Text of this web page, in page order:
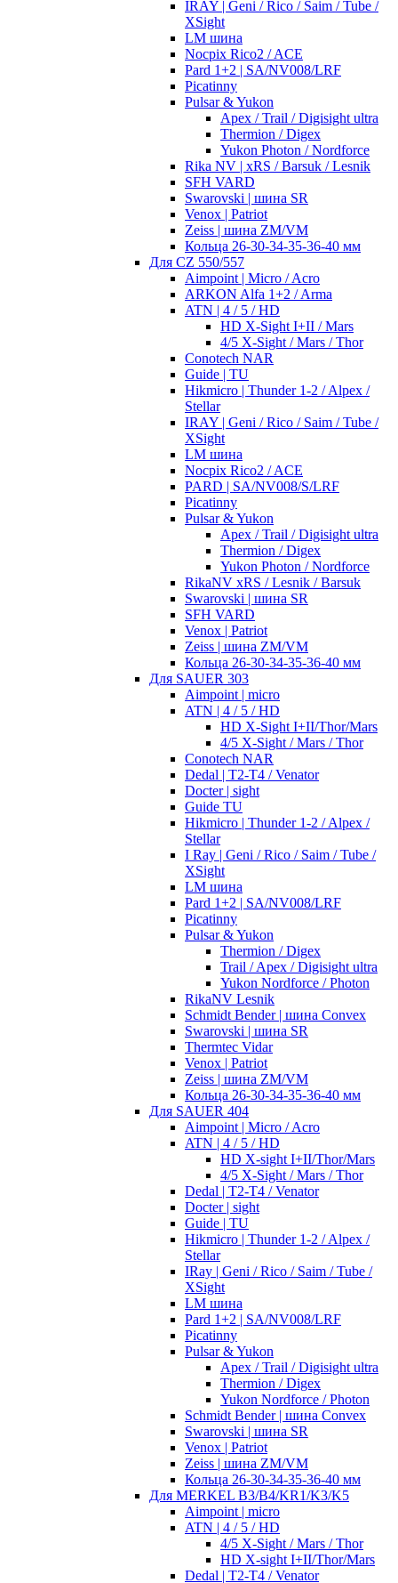
IRAY | Geni / Rico / Saim / Tube /
XSight
LM шина
Nocpix Rico2 / ACE
Pard 1+2 | SA/NV008/LRF
Picatinny
Pulsar & Yukon
Apex / Trail / Digisight ultra
Thermion / Digex
Yukon Photon / Nordforce
Rika NV | xRS / Barsuk / Lesnik
SFH VARD
Swarovski | шина SR
Venox | Patriot
Zeiss | шина ZM/VM
Кольца 26-30-34-35-36-40 мм
Для CZ 550/557
Aimpoint | Micro / Acro
ARKON Alfa 1+2 / Arma
ATN | 4 / 5 / HD
HD X-Sight I+II / Mars
4/5 X-Sight / Mars / Thor
Conotech NAR
Guide | TU
Hikmicro | Thunder 1-2 / Alpex /
Stellar
IRAY | Geni / Rico / Saim / Tube /
XSight
LM шина
Nocpix Rico2 / ACE
PARD | SA/NV008/S/LRF
Picatinny
Pulsar & Yukon
Apex / Trail / Digisight ultra
Thermion / Digex
Yukon Photon / Nordforce
RikaNV xRS / Lesnik / Barsuk
Swarovski | шина SR
SFH VARD
Venox | Patriot
Zeiss | шина ZM/VM
Кольца 26-30-34-35-36-40 мм
Для SAUER 303
Aimpoint | micro
ATN | 4 / 5 / HD
HD X-Sight I+II/Thor/Mars
4/5 X-Sight / Mars / Thor
Conotech NAR
Dedal | T2-T4 / Venator
Docter | sight
Guide TU
Hikmicro | Thunder 1-2 / Alpex /
Stellar
I Ray | Geni / Rico / Saim / Tube /
XSight
LM шина
Pard 1+2 | SA/NV008/LRF
Picatinny
Pulsar & Yukon
Thermion / Digex
Trail / Apex / Digisight ultra
Yukon Nordforce / Photon
RikaNV Lesnik
Schmidt Bender | шина Convex
Swarovski | шина SR
Thermtec Vidar
Venox | Patriot
Zeiss | шина ZM/VM
Кольца 26-30-34-35-36-40 мм
Для SAUER 404
Aimpoint | Micro / Acro
ATN | 4 / 5 / HD
HD X-sight I+II/Thor/Mars
4/5 X-Sight / Mars / Thor
Dedal | T2-T4 / Venator
Docter | sight
Guide | TU
Hikmicro | Thunder 1-2 / Alpex /
Stellar
IRay | Geni / Rico / Saim / Tube /
XSight
LM шина
Pard 1+2 | SA/NV008/LRF
Picatinny
Pulsar & Yukon
Apex / Trail / Digisight ultra
Thermion / Digex
Yukon Nordforce / Photon
Schmidt Bender | шина Convex
Swarovski | шина SR
Venox | Patriot
Zeiss | шина ZM/VM
Кольца 26-30-34-35-36-40 мм
Для MERKEL B3/B4/KR1/K3/K5
Aimpoint | micro
ATN | 4 / 5 / HD
4/5 X-Sight / Mars / Thor
HD X-sight I+II/Thor/Mars
Dedal | T2-T4 / Venator